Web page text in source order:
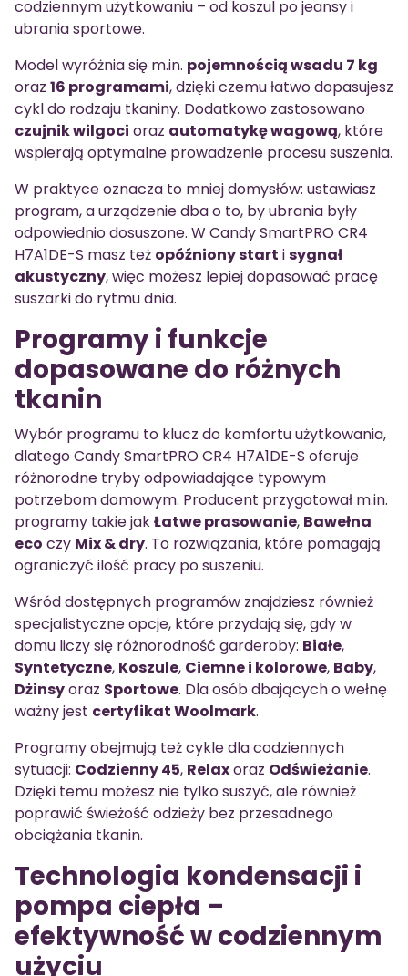
codziennym użytkowaniu – od koszul po jeansy i
ubrania sportowe.
Model wyróżnia się m.in. pojemnością wsadu 7 kg
oraz 16 programami, dzięki czemu łatwo dopasujesz
cykl do rodzaju tkaniny. Dodatkowo zastosowano
czujnik wilgoci oraz automatykę wagową, które
wspierają optymalne prowadzenie procesu suszenia.
W praktyce oznacza to mniej domysłów: ustawiasz
program, a urządzenie dba o to, by ubrania były
odpowiednio dosuszone. W Candy SmartPRO CR4
H7A1DE-S masz też opóźniony start isygnał
akustyczny, więc możesz lepiej dopasować pracę
suszarki do rytmu dnia.
Programy i funkcje
dopasowane do różnych
tkanin
Wybór programu to klucz do komfortu użytkowania,
dlatego Candy SmartPRO CR4 H7A1DE-S oferuje
różnorodne tryby odpowiadające typowym
potrzebom domowym. Producent przygotował m.in.
programy takie jakŁatwe prasowanie, Bawełna
eco czy Mix & dry. To rozwiązania, które pomagają
ograniczyć ilość pracy po suszeniu.
Wśród dostępnych programów znajdziesz również
specjalistyczne opcje, które przydają się, gdy w
domu liczy się różnorodność garderoby: Białe,
Syntetyczne, Koszule, Ciemne i kolorowe, Baby,
Dżinsyoraz Sportowe. Dla osób dbających o wełnę
ważny jest certyfikat Woolmark.
Programy obejmują też cykle dla codziennych
sytuacji: Codzienny 45, Relaxoraz Odświeżanie.
Dzięki temu możesz nie tylko suszyć, ale również
poprawić świeżość odzieży bez przesadnego
obciążania tkanin.
Technologia kondensacji i
pompa ciepła –
efektywność w codziennym
użyciu